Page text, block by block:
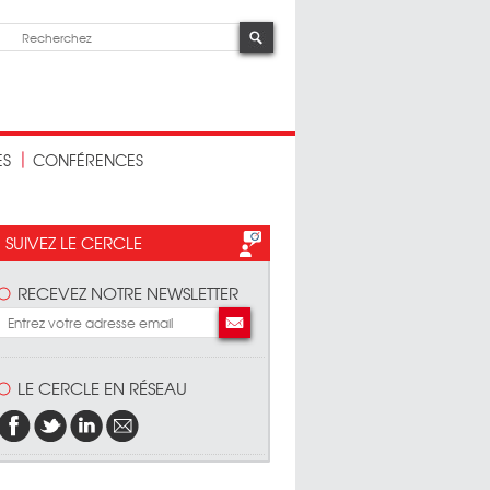
CONFÉRENCES
SUIVEZ LE CERCLE
RECEVEZ NOTRE NEWSLETTER
LE CERCLE EN RÉSEAU